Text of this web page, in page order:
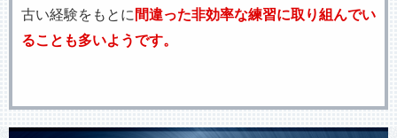
古い経験をもとに間違った非効率な練習に取り組んでい
ることも多いようです。